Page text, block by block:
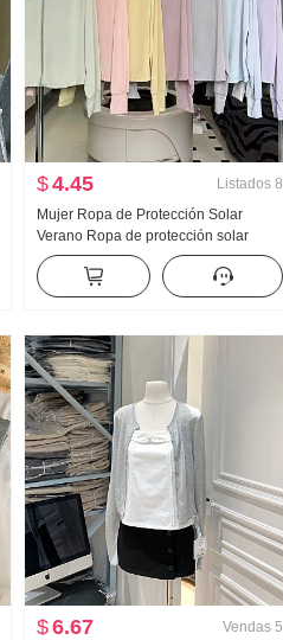
$4.45 Listados 8
Mujer Ropa de Protección Solar
Verano Ropa de protección solar
Nailon Versión ligera Hielo Seda
Transpirable Abrigo Holgado Talla
grande Sudadera con capucha
$6.67 Vendas 5